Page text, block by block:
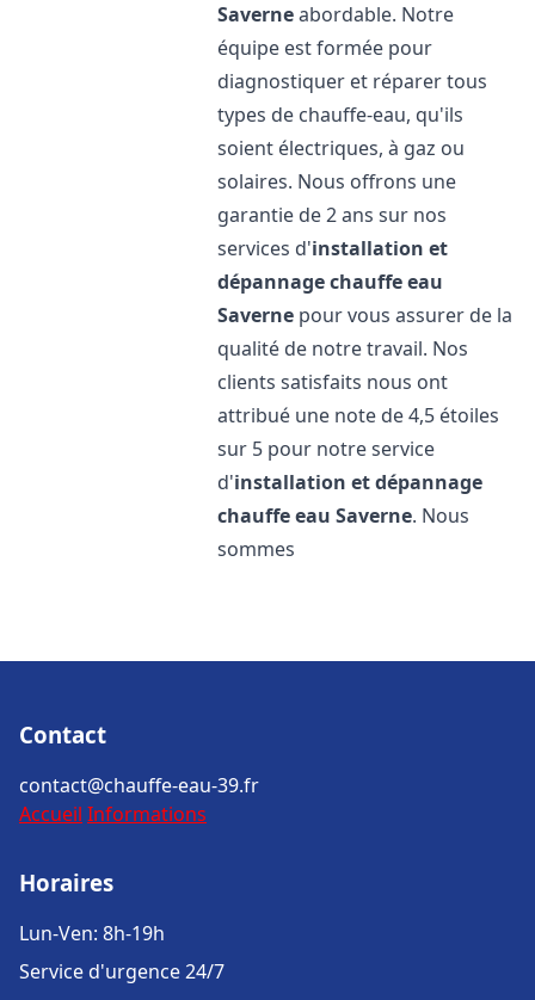
Saverneabordable. Notre
équipe est formée pour
diagnostiquer et réparer tous
types de chauffe-eau, qu'ils
soient électriques, à gaz ou
solaires. Nous offrons une
garantie de 2 ans sur nos
services d'installation et
dépannage chauffe eau
Saverne pour vous assurer de la
qualité de notre travail. Nos
clients satisfaits nous ont
attribué une note de 4,5 étoiles
sur 5 pour notre service
d'installation et dépannage
chauffe eau Saverne. Nous
sommes
Contact
contact@chauffe-eau-39.fr
Accueil Informations
Horaires
Lun-Ven: 8h-19h
Service d'urgence 24/7